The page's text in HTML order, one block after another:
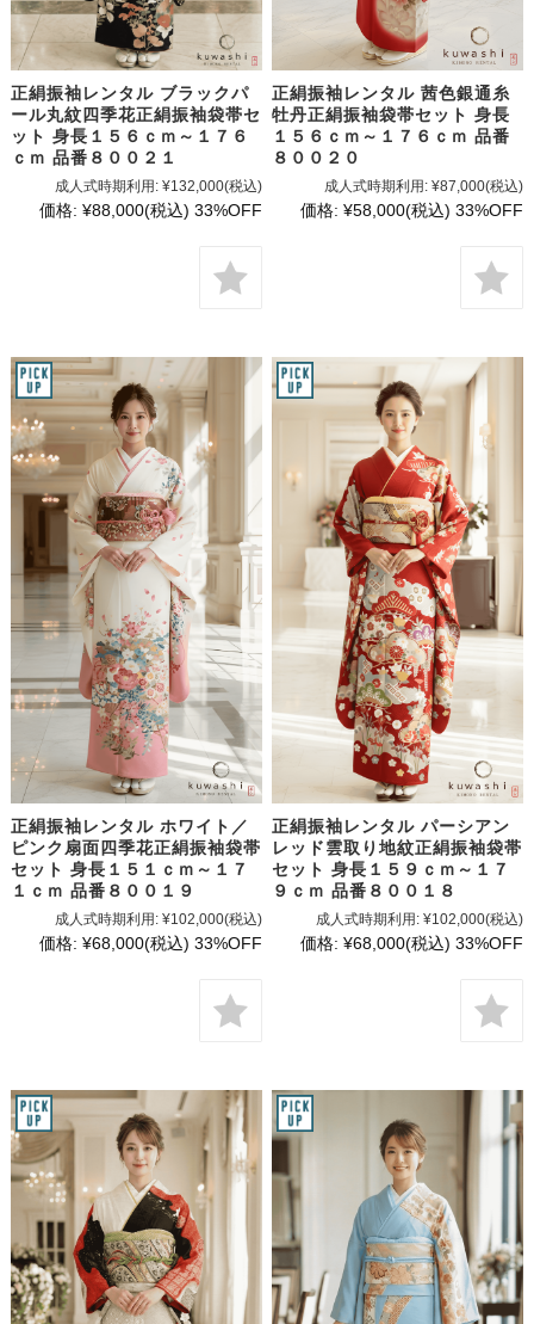
正絹振袖レンタル ブラックパ
ール丸紋四季花正絹振袖袋帯セ
ット 身長１５６ｃｍ～１７６
ｃｍ 品番８００２１
成人式時期利用: ¥132,000(税込)
価格: ¥88,000(税込) 33%OFF
正絹振袖レンタル 茜色銀通糸
牡丹正絹振袖袋帯セット 身長
１５６ｃｍ～１７６ｃｍ 品番
８００２０
成人式時期利用: ¥87,000(税込)
価格: ¥58,000(税込) 33%OFF
正絹振袖レンタル ホワイト／
ピンク扇面四季花正絹振袖袋帯
セット 身長１５１ｃｍ～１７
１ｃｍ 品番８００１９
成人式時期利用: ¥102,000(税込)
価格: ¥68,000(税込) 33%OFF
正絹振袖レンタル パーシアン
レッド雲取り地紋正絹振袖袋帯
セット 身長１５９ｃｍ～１７
９ｃｍ 品番８００１８
成人式時期利用: ¥102,000(税込)
価格: ¥68,000(税込) 33%OFF